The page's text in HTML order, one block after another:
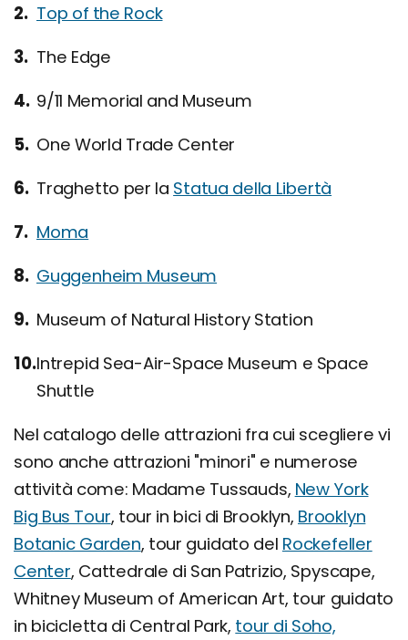
Top of the Rock
The Edge
9/11 Memorial and Museum
One World Trade Center
Traghetto per la Statua della Libertà
Moma
Guggenheim Museum
Museum of Natural History Station
Intrepid Sea-Air-Space Museum e Space
Shuttle
Nel catalogo delle attrazioni fra cui scegliere vi
sono anche attrazioni "minori" e numerose
attività come: Madame Tussauds, New York
Big Bus Tour, tour in bici di Brooklyn, Brooklyn
Botanic Garden, tour guidato del Rockefeller
Center, Cattedrale di San Patrizio, Spyscape,
Whitney Museum of American Art, tour guidato
in bicicletta di Central Park, tour di Soho,